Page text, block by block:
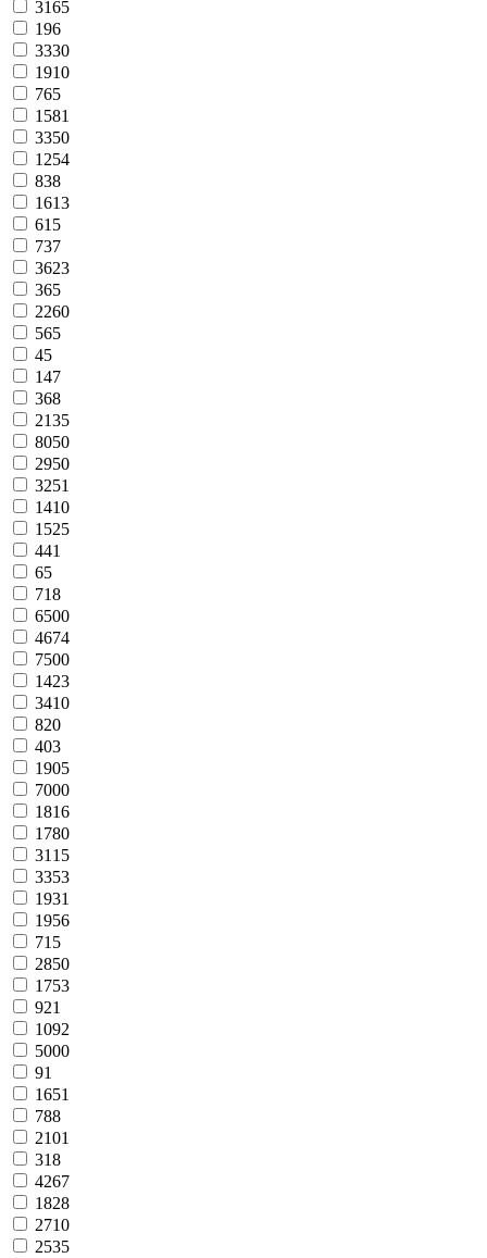
3165
196
3330
1910
765
1581
3350
1254
838
1613
615
737
3623
365
2260
565
45
147
368
2135
8050
2950
3251
1410
1525
441
65
718
6500
4674
7500
1423
3410
820
403
1905
7000
1816
1780
3115
3353
1931
1956
715
2850
1753
921
1092
5000
91
1651
788
2101
318
4267
1828
2710
2535